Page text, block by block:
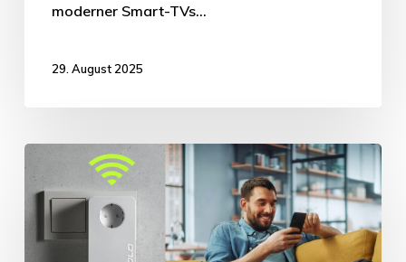
moderner Smart-TVs…
29. August 2025